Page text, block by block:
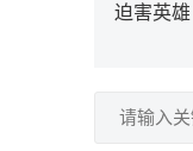
迫害英雄